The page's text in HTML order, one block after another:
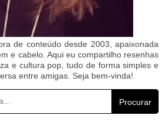
de conteúdo desde 2003, apaixonada
e cabelo. Aqui eu compartilho resenhas
e cultura pop, tudo de forma simples e
entre amigas. Seja bem-vinda!
Procurar